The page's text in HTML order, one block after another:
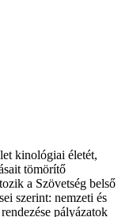
kinológiai életét,
tömörítő
a Szövetség belső
szerint: nemzeti és
pályázatok